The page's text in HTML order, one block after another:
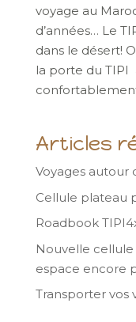
voyage au
d’années… Le
dans le désert!
la porte du TIPI
Articles
Voyages autour
Cellule plateau
Roadbook
Nouvelle cellule
espace encore
Transporter vos